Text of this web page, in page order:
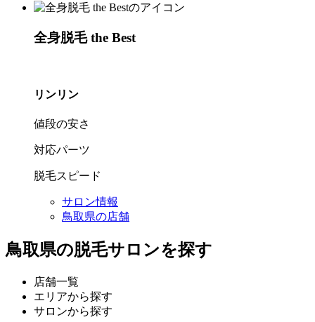
全身脱毛 the Best
リンリン
値段の安さ
対応パーツ
脱毛スピード
サロン情報
鳥取県の店舗
鳥取県の脱毛サロンを探す
店舗一覧
エリアから探す
サロンから探す